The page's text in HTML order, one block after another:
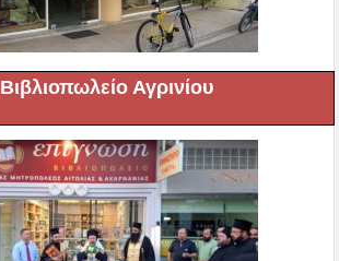
Βιβλιοπωλείο Αγρινίου